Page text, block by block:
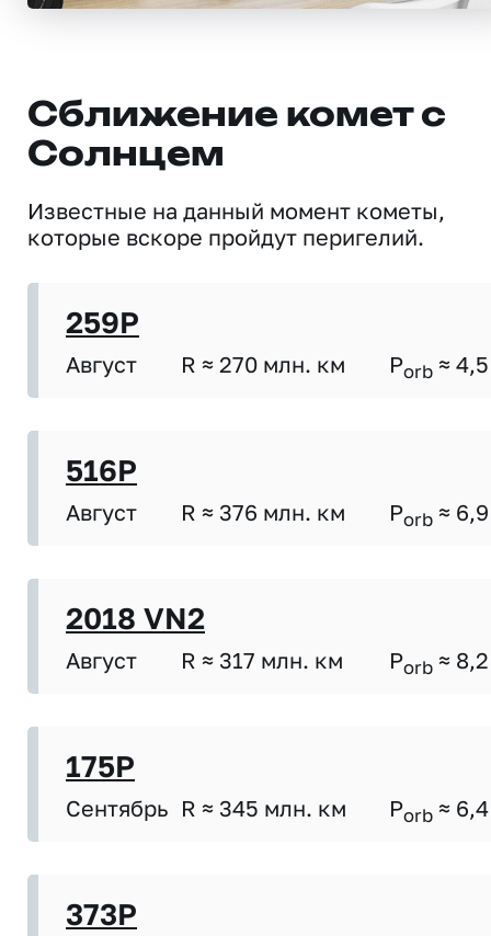
Сближение комет с
Солнцем
Известные на данный момент кометы,
которые вскоре пройдут перигелий.
259P
Август R ≈ 270 млн. км Porb ≈ 4,5
516P
Август R ≈ 376 млн. км Porb ≈ 6,9
2018 VN2
Август R ≈ 317 млн. км Porb ≈ 8,2
175P
Сентябрь R ≈ 345 млн. км Porb ≈ 6,4
373P